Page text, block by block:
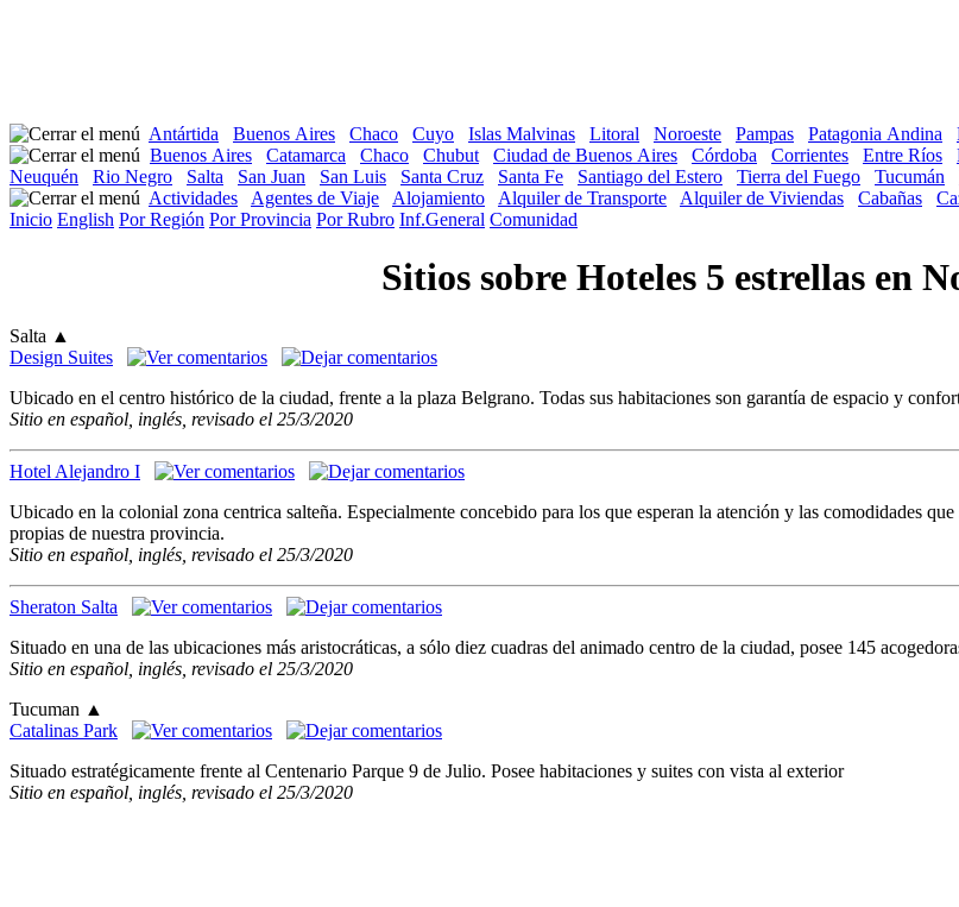
Antártida Buenos Aires Chaco Cuyo Islas Malvinas Litoral Noroeste Pampas Patagonia Andina
Buenos Aires
Catamarca Chaco Chubut Ciudad de Buenos Aires Córdoba Corrientes Entre Ríos
Neuquén
Rio Negro Salta San Juan San Luis Santa Cruz Santa Fe Santiago del Estero Tierra del Fuego Tucumán
Actividades
Agentes de Viaje Alojamiento Alquiler de Transporte Alquiler de Viviendas Cabañas
Inicio English Por Región Por Provincia Por Rubro Inf.General Comunidad
Sitios sobre Hoteles 5 estrellas en
Salta ▲
Design Suites
Ubicado en el centro histórico de la ciudad, frente a la plaza Belgrano. Todas sus habitaciones son garantía de espacio y
Sitio en español, inglés, revisado el 25/3/2020
Hotel Alejandro I
Ubicado en la colonial zona centrica salteña. Especialmente concebido para los que esperan la atención y las comodidades
propias de nuestra provincia.
Sitio en español, inglés, revisado el 25/3/2020
Sheraton Salta
Situado en una de las ubicaciones más aristocráticas, a sólo diez cuadras del animado centro de la ciudad, posee 145
Sitio en español, inglés, revisado el 25/3/2020
Tucuman ▲
Catalinas Park
Situado estratégicamente frente al Centenario Parque 9 de Julio. Posee habitaciones y suites con vista al exterior
Sitio en español, inglés, revisado el 25/3/2020